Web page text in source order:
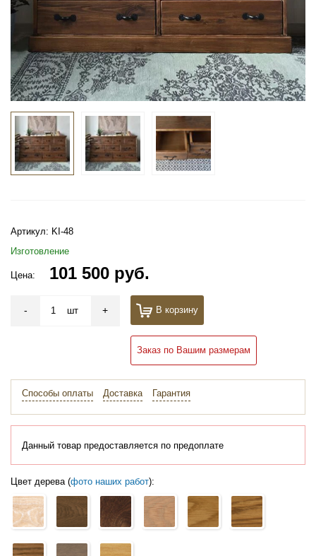
Артикул: KI-48
Изготовление
Цена: 101 500 руб.
- шт + В корзину
Заказ по Вашим размерам
Способы оплаты Доставка Гарантия
Данный товар предоставляется по предоплате
Цвет дерева (фото наших работ):